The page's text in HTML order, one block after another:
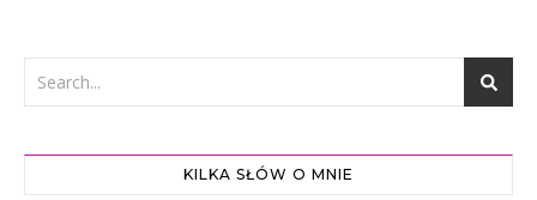
KILKA SŁÓW O MNIE